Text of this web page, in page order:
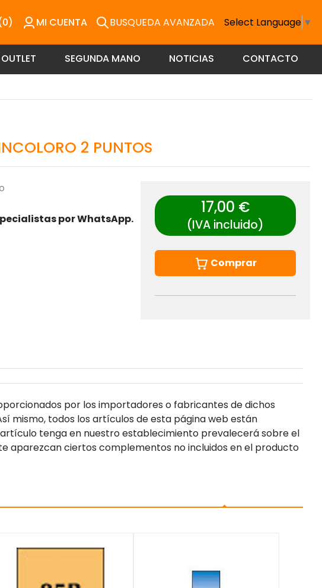
MI CUENTA BUSQUEDA AVANZADA Select Language ▼
OUTLET SEGUNDA MANO NOTICIAS CONTACTO
2 PUNTOS
por WhatsApp.
17,00 €
(IVA incluido)
Comprar
por los importadores o fabricantes de dichos
mismo, todos los artículos de esta página web están
tenga en nuestro establecimiento prevalecerá sobre el
aparezcan ciertos complementos no incluidos en el producto